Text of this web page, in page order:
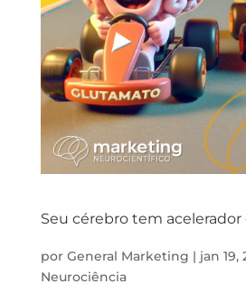
Seu cérebro tem acelerador
por General Marketing | jan 19,
Neurociência